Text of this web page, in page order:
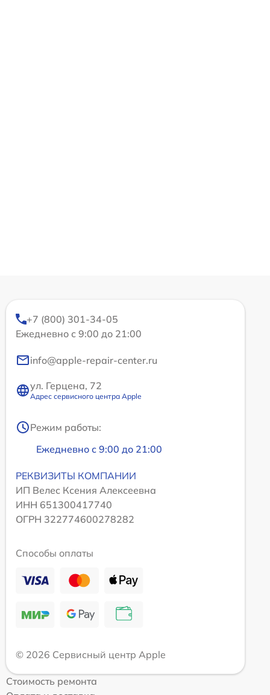
+7 (800) 301-34-05
Ежедневно с 9:00 до 21:00
info@apple-repair-center.ru
ул. Герцена, 72
Адрес сервисного центра Apple
Режим работы:
Ежедневно с 9:00 до 21:00
РЕКВИЗИТЫ КОМПАНИИ
ИП Велес Ксения Алексеевна
ИНН 651300417740
ОГРН 322774600278282
Способы оплаты
© 2026 Сервисный центр Apple
Стоимость ремонта